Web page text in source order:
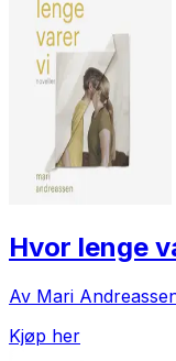
Hvor lenge
Av Mari
Kjøp her